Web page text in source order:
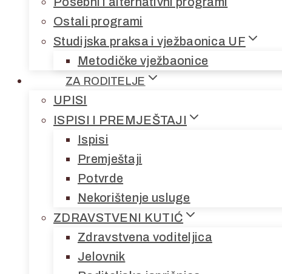
Ostali programi
Studijska praksa i vježbaonica UF
Metodičke vježbaonice
ZA RODITELJE
UPISI
ISPISI I PREMJEŠTAJI
Ispisi
Premještaji
Potvrde
Nekorištenje usluge
ZDRAVSTVENI KUTIĆ
Zdravstvena voditeljica
Jelovnik